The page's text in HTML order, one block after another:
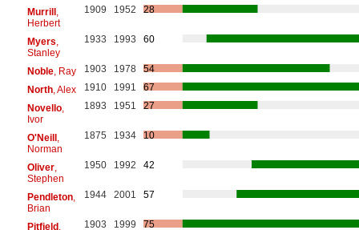
Murrill,
Herbert
1909 1952 28
Myers
Stanley
1933 1993 60
Noble, Ray 1903 1978
54
North, Alex 1910 1991
67
Novello,
Ivor
1893 1951 27
O'Neill,
Norman
1875 1934 10
Oliver,
Stephen
1950 1992 42
Pendleton,
Brian
1944 2001 57
Pitfield, 1903 1999 75